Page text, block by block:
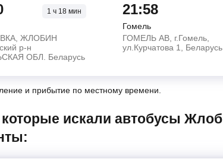
1 ч18 мин
ЖЛОБИН
р-н
ОБЛ. Беларусь
21:58
Гомель
ГОМЕЛЬ АВ, г.Гомель,
ул.Курчатова 1, Беларусь
и прибытие по местному времени.